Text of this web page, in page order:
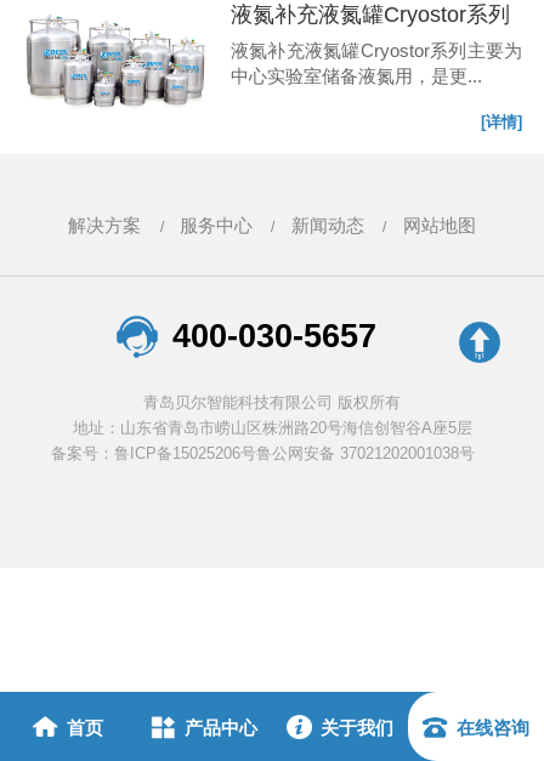
液氮补充液氮罐Cryostor系列
液氮补充液氮罐Cryostor系列主要为
中心实验室储备液氮用，是更...
[详情]
解决方案 服务中心 新闻动态 网站地图
400-030-5657
青岛贝尔智能科技有限公司 版权所有
地址：山东省青岛市崂山区株洲路20号海信创智谷A座5层
备案号：鲁ICP备15025206号鲁公网安备 37021202001038号
首页 产品中心 关于我们 在线咨询